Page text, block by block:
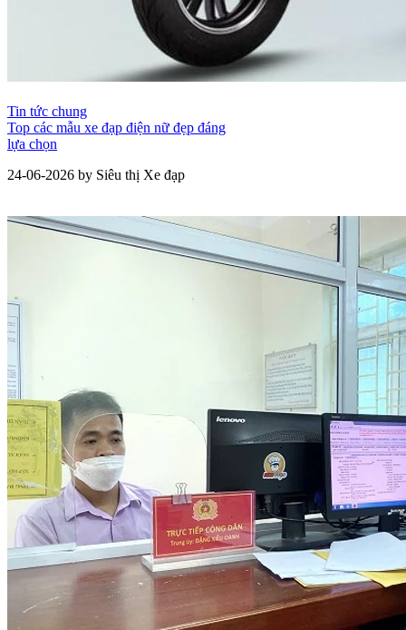
Tin tức chung
Top các mẫu xe đạp điện nữ đẹp đáng
lựa chọn
24-06-2026 by Siêu thị Xe đạp